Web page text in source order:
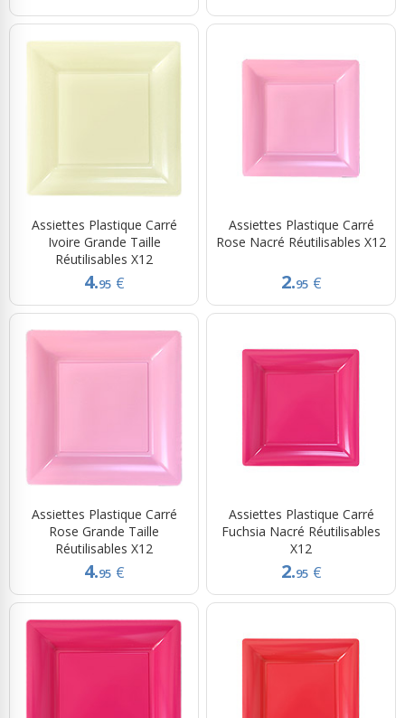
Assiettes Plastique Carré
Ivoire Grande Taille
Réutilisables X12
4.95 €
Assiettes Plastique Carré
Rose Nacré Réutilisables X12
2.95 €
Assiettes Plastique Carré
Rose Grande Taille
Réutilisables X12
4.95 €
Assiettes Plastique Carré
Fuchsia Nacré Réutilisables
X12
2.95 €